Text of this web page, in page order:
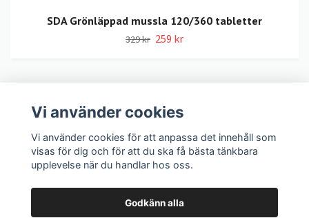
SDA Grönläppad mussla 120/360 tabletter
329 kr 259 kr
LexNox Hundshop
Köpvillkor
Kontakt
Vi använder cookies
Vi använder cookies för att anpassa det innehåll som
visas för dig och för att du ska få bästa tänkbara
upplevelse när du handlar hos oss.
Godkänn alla